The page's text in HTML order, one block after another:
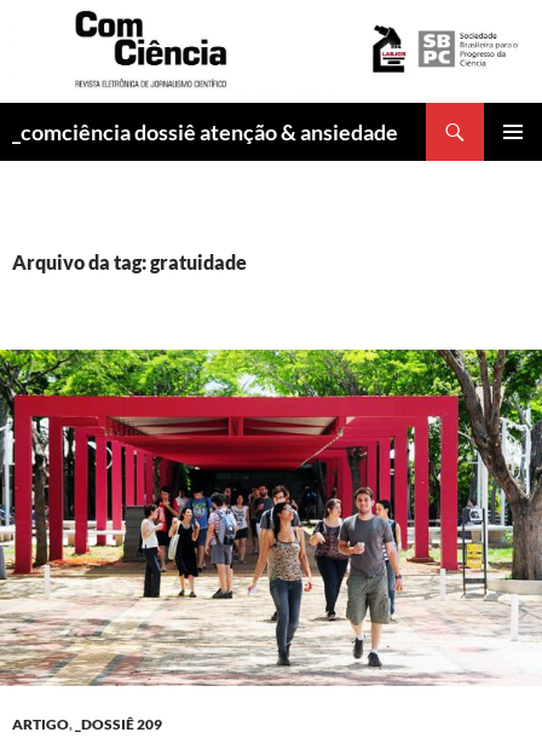
_comciência dossiê atenção & ansiedade
Arquivo da tag: gratuidade
ARTIGO, _DOSSIÊ 209